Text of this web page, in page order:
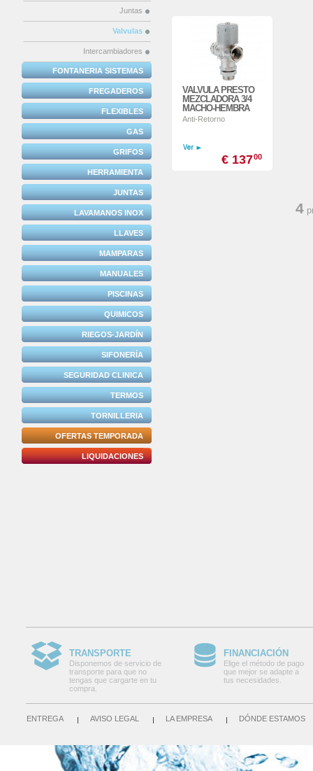
VALVULA PRESTO
MEZCLADORA 3/4
MACHO-HEMBRA
Anti-Retorno
€ 13700
4
Juntas
Valvulas
Intercambiadores
FONTANERIA SISTEMAS
FREGADEROS
FLEXIBLES
GAS
GRIFOS
HERRAMIENTA
JUNTAS
LAVAMANOS INOX
LLAVES
MAMPARAS
MANUALES
PISCINAS
QUIMICOS
RIEGOS-JARDÍN
SIFONERÍA
SEGURIDAD CLINICA
TERMOS
TORNILLERIA
OFERTAS TEMPORADA
LIQUIDACIONES
TRANSPORTE
Disponemos de servicio de
transporte para que no
tengas que cargarte en tu
compra.
FINANCIACIÓN
Elige el método de pago
que mejor se adapte a
tus necesidades.
ENTREGA AVISO LEGAL LA EMPRESA DÓNDE ESTAMOS